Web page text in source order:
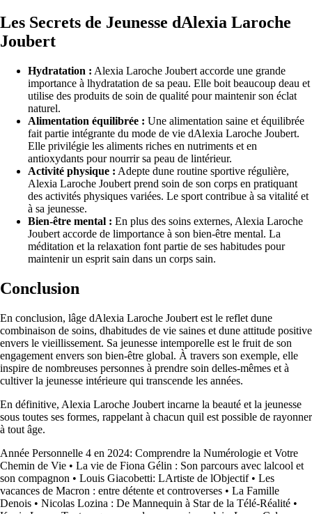
Les Secrets de Jeunesse dAlexia Laroche
Joubert
Hydratation : Alexia Laroche Joubert accorde une grande
importance à lhydratation de sa peau. Elle boit beaucoup deau et
utilise des produits de soin de qualité pour maintenir son éclat
naturel.
Alimentation équilibrée : Une alimentation saine et équilibrée
fait partie intégrante du mode de vie dAlexia Laroche Joubert.
Elle privilégie les aliments riches en nutriments et en
antioxydants pour nourrir sa peau de lintérieur.
Activité physique : Adepte dune routine sportive régulière,
Alexia Laroche Joubert prend soin de son corps en pratiquant
des activités physiques variées. Le sport contribue à sa vitalité et
à sa jeunesse.
Bien-être mental : En plus des soins externes, Alexia Laroche
Joubert accorde de limportance à son bien-être mental. La
méditation et la relaxation font partie de ses habitudes pour
maintenir un esprit sain dans un corps sain.
Conclusion
En conclusion, lâge dAlexia Laroche Joubert est le reflet dune
combinaison de soins, dhabitudes de vie saines et dune attitude positive
envers le vieillissement. Sa jeunesse intemporelle est le fruit de son
engagement envers son bien-être global. À travers son exemple, elle
inspire de nombreuses personnes à prendre soin delles-mêmes et à
cultiver la jeunesse intérieure qui transcende les années.
En définitive, Alexia Laroche Joubert incarne la beauté et la jeunesse
sous toutes ses formes, rappelant à chacun quil est possible de rayonner
à tout âge.
Année Personnelle 4 en 2024: Comprendre la Numérologie et Votre
Chemin de Vie • La vie de Fiona Gélin : Son parcours avec lalcool et
son compagnon • Louis Giacobetti: LArtiste de lObjectif• Les
vacances de Macron : entre détente et controverses • La Famille
Denois • Nicolas Lozina : De Mannequin à Star de la Télé-Réalité •